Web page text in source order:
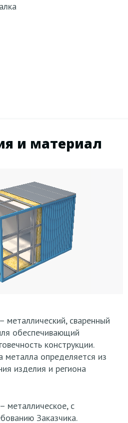
и материал
металлический, сваренный
обеспечивающий
конструкции.
определяется из
изделия и региона
металлическое, с
Заказчика.